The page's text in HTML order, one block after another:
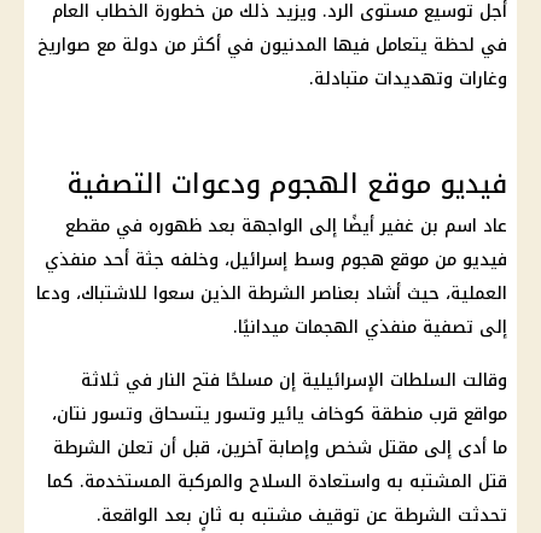
أجل توسيع مستوى الرد. ويزيد ذلك من خطورة الخطاب العام
في لحظة يتعامل فيها المدنيون في أكثر من دولة مع صواريخ
وغارات وتهديدات متبادلة.
فيديو موقع الهجوم ودعوات التصفية
عاد اسم بن غفير أيضًا إلى الواجهة بعد ظهوره في مقطع
فيديو من موقع هجوم وسط إسرائيل، وخلفه جثة أحد منفذي
العملية، حيث أشاد بعناصر الشرطة الذين سعوا للاشتباك، ودعا
إلى تصفية منفذي الهجمات ميدانيًا.
وقالت السلطات الإسرائيلية إن مسلحًا فتح النار في ثلاثة
مواقع قرب منطقة كوخاف يائير وتسور يتسحاق وتسور نتان،
ما أدى إلى مقتل شخص وإصابة آخرين، قبل أن تعلن الشرطة
قتل المشتبه به واستعادة السلاح والمركبة المستخدمة. كما
تحدثت الشرطة عن توقيف مشتبه به ثانٍ بعد الواقعة.